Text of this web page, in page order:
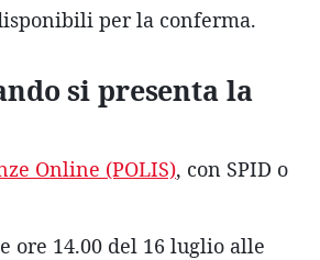
per la conferma.
si presenta la
Online (POLIS), con SPID o
ore 14.00 del 16 luglio alle